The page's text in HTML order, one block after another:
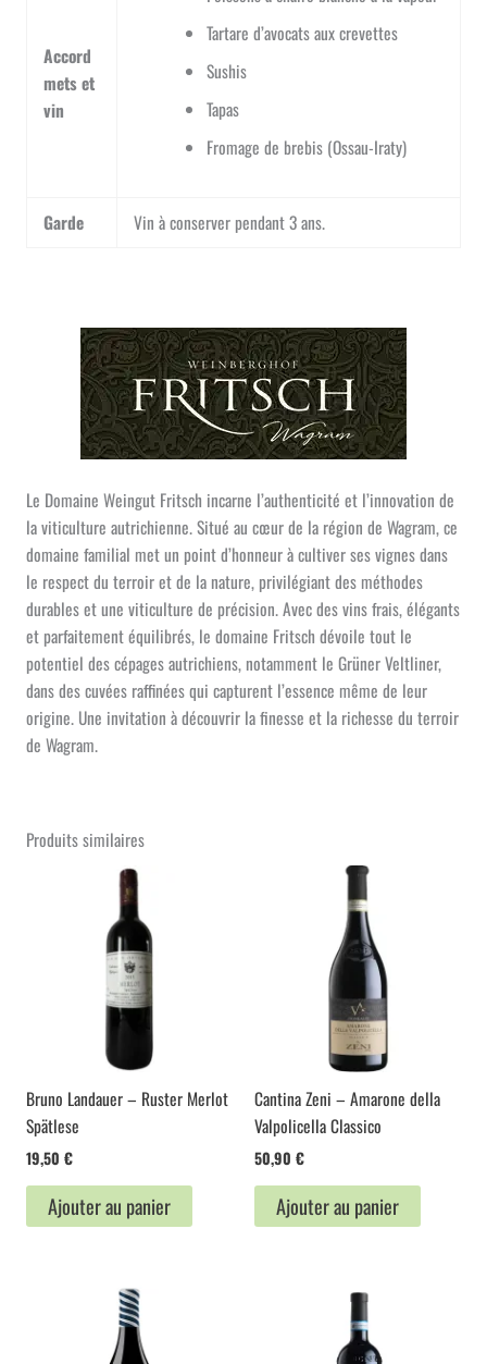
Accord
mets et
vin
Tartare d’avocats aux crevettes
Sushis
Tapas
Fromage de brebis (Ossau-Iraty)
Garde Vin à conserver pendant 3 ans.
Le Domaine Weingut Fritsch incarne l’authenticité et l’innovation de
la viticulture autrichienne. Situé au cœur de la région de Wagram, ce
domaine familial met un point d’honneur à cultiver ses vignes dans
le respect du terroir et de la nature, privilégiant des méthodes
durables et une viticulture de précision. Avec des vins frais, élégants
et parfaitement équilibrés, le domaine Fritsch dévoile tout le
potentiel des cépages autrichiens, notamment le Grüner Veltliner,
dans des cuvées raffinées qui capturent l’essence même de leur
origine. Une invitation à découvrir la finesse et la richesse du terroir
de Wagram.
Produits similaires
Bruno Landauer – Ruster Merlot
Spätlese
19,50 €
Ajouter au panier
Cantina Zeni – Amarone della
Valpolicella Classico
50,90 €
Ajouter au panier